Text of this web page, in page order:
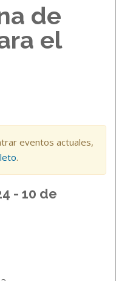
de
el
eventos actuales,
.
- 10 de